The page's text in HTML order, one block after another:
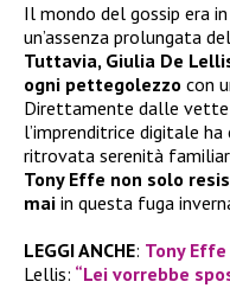
Il mondo del gossip era
un’assenza prolungata
Tuttavia, Giulia De
ogni pettegolezzo con
Direttamente dalle
l’imprenditrice digitale
ritrovata serenità
Tony Effe non solo
mai in questa fuga
LEGGI ANCHE: Tony
Lellis: “Lei vorrebbe